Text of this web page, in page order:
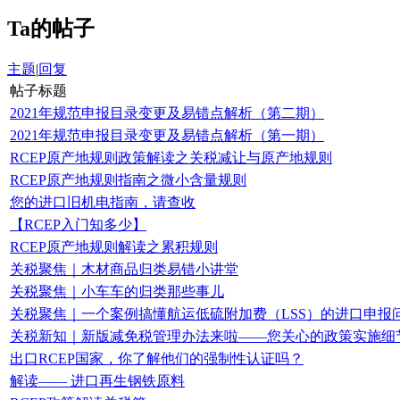
Ta的帖子
主题|回复
帖子标题
2021年规范申报目录变更及易错点解析（第二期）
2021年规范申报目录变更及易错点解析（第一期）
RCEP原产地规则政策解读之关税减让与原产地规则
RCEP原产地规则指南之微小含量规则
您的进口旧机电指南，请查收
【RCEP入门知多少】
RCEP原产地规则解读之累积规则
关税聚焦｜木材商品归类易错小讲堂
关税聚焦｜小车车的归类那些事儿
关税聚焦｜一个案例搞懂航运低硫附加费（LSS）的进口申报
关税新知｜新版减免税管理办法来啦——您关心的政策实施细
出口RCEP国家，你了解他们的强制性认证吗？
解读—— 进口再生钢铁原料